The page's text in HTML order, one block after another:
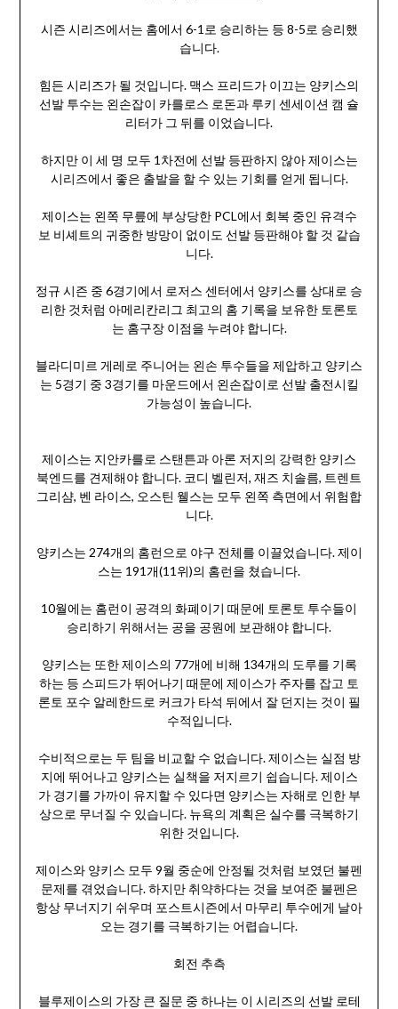
시즌 시리즈에서는 홈에서 6-1로 승리하는 등 8-5로 승리했
습니다.
힘든 시리즈가 될 것입니다. 맥스 프리드가 이끄는 양키스의
선발 투수는 왼손잡이 카를로스 로돈과 루키 센세이션 캠 슐
리터가 그 뒤를 이었습니다.
하지만 이 세 명 모두 1차전에 선발 등판하지 않아 제이스는
시리즈에서 좋은 출발을 할 수 있는 기회를 얻게 됩니다.
제이스는 왼쪽 무릎에 부상당한 PCL에서 회복 중인 유격수
보 비셰트의 귀중한 방망이 없이도 선발 등판해야 할 것 같습
니다.
정규 시즌 중 6경기에서 로저스 센터에서 양키스를 상대로 승
리한 것처럼 아메리칸리그 최고의 홈 기록을 보유한 토론토
는 홈구장 이점을 누려야 합니다.
블라디미르 게레로 주니어는 왼손 투수들을 제압하고 양키스
는 5경기 중 3경기를 마운드에서 왼손잡이로 선발 출전시킬
가능성이 높습니다.
제이스는 지안카를로 스탠튼과 아론 저지의 강력한 양키스
북엔드를 견제해야 합니다. 코디 벨린저, 재즈 치솔름, 트렌트
그리샴, 벤 라이스, 오스틴 웰스는 모두 왼쪽 측면에서 위험합
니다.
양키스는 274개의 홈런으로 야구 전체를 이끌었습니다. 제이
스는 191개(11위)의 홈런을 쳤습니다.
10월에는 홈런이 공격의 화폐이기 때문에 토론토 투수들이
승리하기 위해서는 공을 공원에 보관해야 합니다.
양키스는 또한 제이스의 77개에 비해 134개의 도루를 기록
하는 등 스피드가 뛰어나기 때문에 제이스가 주자를 잡고 토
론토 포수 알레한드로 커크가 타석 뒤에서 잘 던지는 것이 필
수적입니다.
수비적으로는 두 팀을 비교할 수 없습니다. 제이스는 실점 방
지에 뛰어나고 양키스는 실책을 저지르기 쉽습니다. 제이스
가 경기를 가까이 유지할 수 있다면 양키스는 자해로 인한 부
상으로 무너질 수 있습니다. 뉴욕의 계획은 실수를 극복하기
위한 것입니다.
제이스와 양키스 모두 9월 중순에 안정될 것처럼 보였던 불펜
문제를 겪었습니다. 하지만 취약하다는 것을 보여준 불펜은
항상 무너지기 쉬우며 포스트시즌에서 마무리 투수에게 날아
오는 경기를 극복하기는 어렵습니다.
회전 추측
블루제이스의 가장 큰 질문 중 하나는 이 시리즈의 선발 로테